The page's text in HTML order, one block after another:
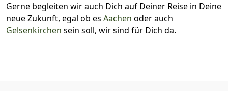
Gerne begleiten wir auch Dich auf Deiner Reise in Deine
neue Zukunft, egal ob es Aachen oder auch
Gelsenkirchen sein soll, wir sind für Dich da.